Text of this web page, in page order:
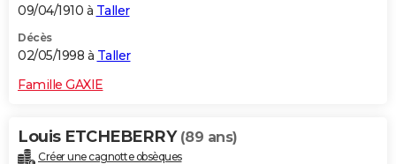
09/04/1910 à Taller
Décès
02/05/1998 à Taller
Famille GAXIE
Louis ETCHEBERRY (89 ans)
Créer une cagnotte obsèques